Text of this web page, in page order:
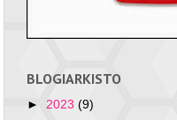
BLOGIARKISTO
► 2023 (9)